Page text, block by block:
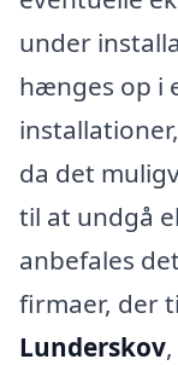
under
hænges op i
da det
til at undgå
anbefales
firmaer, der
Lunderskov